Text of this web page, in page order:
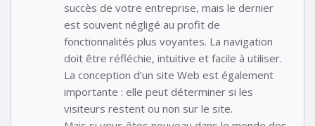
succès de votre entreprise, mais le dernier
est souvent négligé au profit de
fonctionnalités plus voyantes. La navigation
doit être réfléchie, intuitive et facile à utiliser.
La conception d’un site Web est également
importante : elle peut déterminer si les
visiteurs restent ou non sur le site.